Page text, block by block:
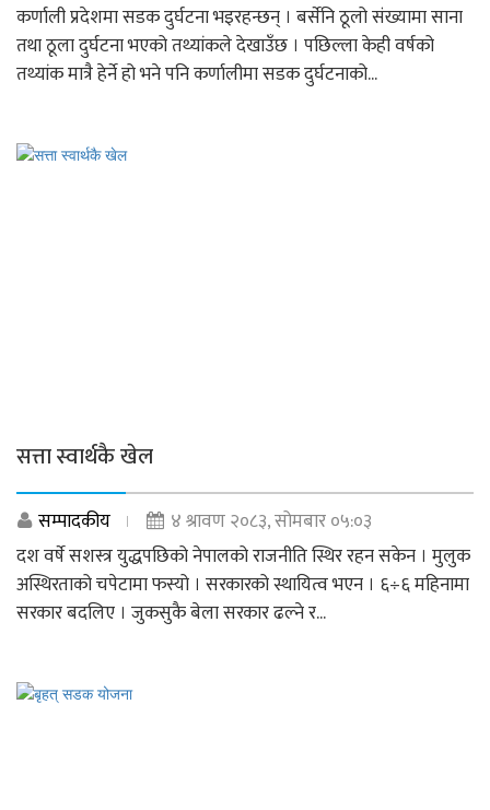
कर्णाली प्रदेशमा सडक दुर्घटना भइरहन्छन् । बर्सेनि ठूलो संख्यामा साना
तथा ठूला दुर्घटना भएको तथ्यांकले देखाउँछ । पछिल्ला केही वर्षको
तथ्यांक मात्रै हेर्ने हो भने पनि कर्णालीमा सडक दुर्घटनाको...
सत्ता स्वार्थकै खेल
सम्पादकीय
४ श्रावण २०८३, सोमबार ०५:०३
दश वर्षे सशस्त्र युद्धपछिको नेपालको राजनीति स्थिर रहन सकेन । मुलुक
अस्थिरताको चपेटामा फस्यो । सरकारको स्थायित्व भएन । ६÷६ महिनामा
सरकार बदलिए । जुकसुकै बेला सरकार ढल्ने र...